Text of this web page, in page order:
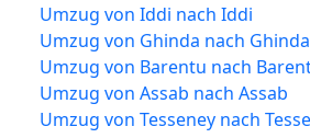
Umzug von Iddi nach Iddi
Umzug von Ghinda nach Ghinda
Umzug von Barentu nach
Umzug von Assab nach Assab
Umzug von Tesseney nach